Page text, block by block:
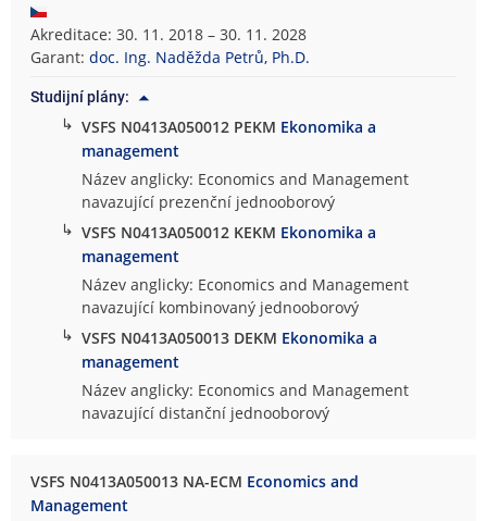
Akreditace: 30. 11. 2018 – 30. 11. 2028
Garant:doc. Ing. Naděžda Petrů, Ph.D.
Studijní plány:
↳ VSFS N0413A050012 PEKM Ekonomika a
management
Název anglicky: Economics and Management
navazující prezenční jednooborový
↳ VSFS N0413A050012 KEKM Ekonomika a
management
Název anglicky: Economics and Management
navazující kombinovaný jednooborový
↳ VSFS N0413A050013 DEKM Ekonomika a
management
Název anglicky: Economics and Management
navazující distanční jednooborový
VSFS N0413A050013 NA-ECM Economics and
Management